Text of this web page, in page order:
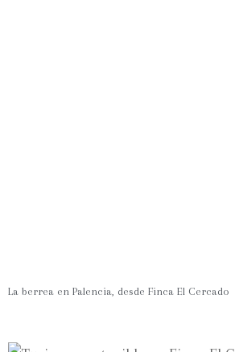
La berrea en Palencia, desde Finca El Cercado